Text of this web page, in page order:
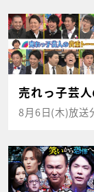
売れっ子芸
8月6日(木)放送